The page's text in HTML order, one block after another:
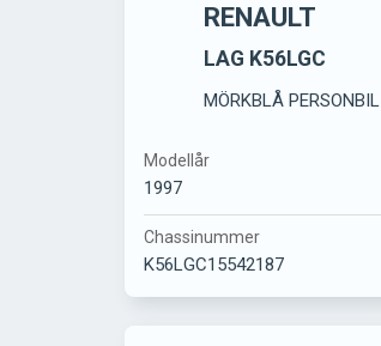
RENAULT
LAG K56LGC
MÖRKBLÅ PERSONBIL
Modellår
1997
Chassinummer
K56LGC15542187